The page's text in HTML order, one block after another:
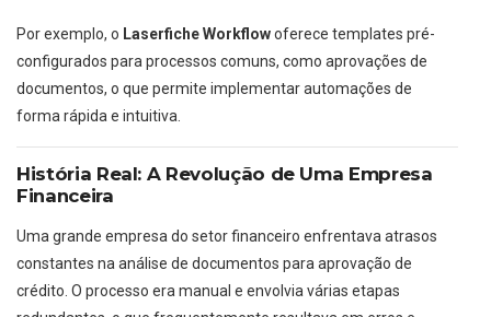
Por exemplo, o Laserfiche Workflowoferece templates pré-
configurados para processos comuns, como aprovações de
documentos, o que permite implementar automações de
forma rápida e intuitiva.
História Real: A Revolução de Uma Empresa
Financeira
Uma grande empresa do setor financeiro enfrentava atrasos
constantes na análise de documentos para aprovação de
crédito. O processo era manual e envolvia várias etapas